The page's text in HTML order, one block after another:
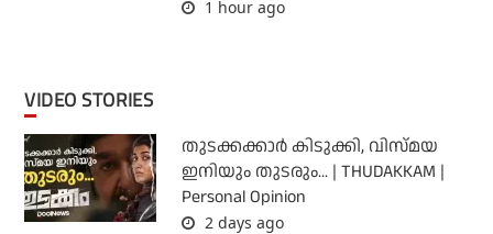
1 hour ago
VIDEO STORIES
തുടക്കക്കാര്‍ കിടുക്കി, വിസ്മയ
ഇനിയും തുടരും... | THUDAKKAM |
Personal Opinion
2 days ago